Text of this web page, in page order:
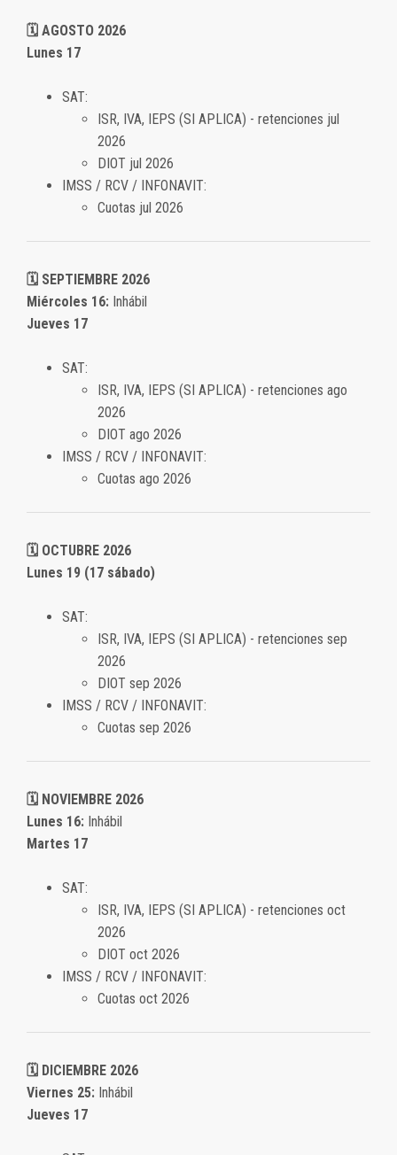
🗓️ AGOSTO 2026
Lunes 17
SAT:
ISR, IVA, IEPS (SI APLICA) - retenciones jul
2026
DIOT jul 2026
IMSS / RCV / INFONAVIT:
Cuotas jul 2026
🗓️ SEPTIEMBRE 2026
Miércoles 16: Inhábil
Jueves 17
SAT:
ISR, IVA, IEPS (SI APLICA) - retenciones ago
2026
DIOT ago 2026
IMSS / RCV / INFONAVIT:
Cuotas ago 2026
🗓️ OCTUBRE 2026
Lunes 19 (17 sábado)
SAT:
ISR, IVA, IEPS (SI APLICA) - retenciones sep
2026
DIOT sep 2026
IMSS / RCV / INFONAVIT:
Cuotas sep 2026
🗓️ NOVIEMBRE 2026
Lunes 16: Inhábil
Martes 17
SAT:
ISR, IVA, IEPS (SI APLICA) - retenciones oct
2026
DIOT oct 2026
IMSS / RCV / INFONAVIT:
Cuotas oct 2026
🗓️ DICIEMBRE 2026
Viernes 25: Inhábil
Jueves 17